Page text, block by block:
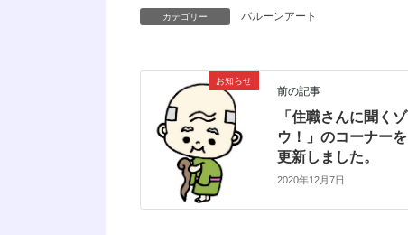
カテゴリー バルーンアート
お知らせ
前の記事
「住職さんに聞くゾ
ウ！」のコーナーを
更新しました。
2020年12月7日